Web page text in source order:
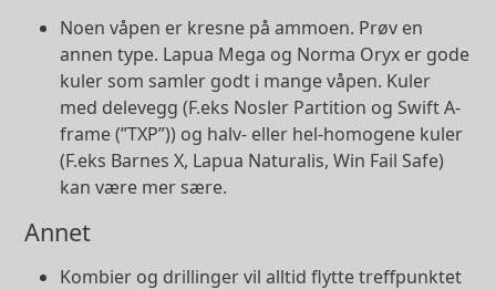
Noen våpen er kresne på ammoen. Prøv en
annen type. Lapua Mega og Norma Oryx er gode
kuler som samler godt i mange våpen. Kuler
med delevegg (F.eks Nosler Partition og Swift A-
frame (”TXP”)) og halv- eller hel-homogene kuler
(F.eks Barnes X, Lapua Naturalis, Win Fail Safe)
kan være mer sære.
Annet
Kombier og drillinger vil alltid flytte treffpunktet